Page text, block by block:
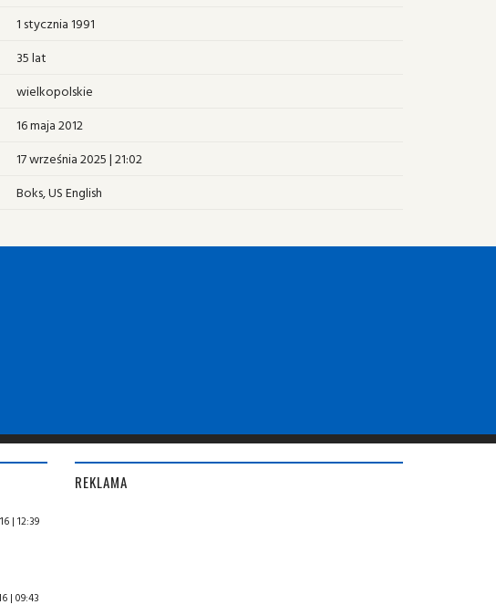
1 stycznia 1991
35 lat
wielkopolskie
16 maja 2012
17 września 2025 | 21:02
Boks, US English
| 12:39
| 09:43
REKLAMA